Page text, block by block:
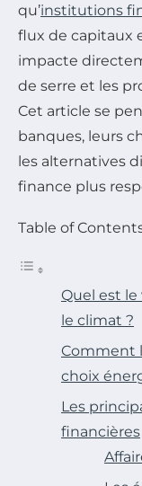
qu’institutions
flux de capitaux
impacte
de serre et les
Cet article se
banques, leurs
les alternatives
finance plus
Table of
Quel est
le climat ?
Comment
choix
Les
financières